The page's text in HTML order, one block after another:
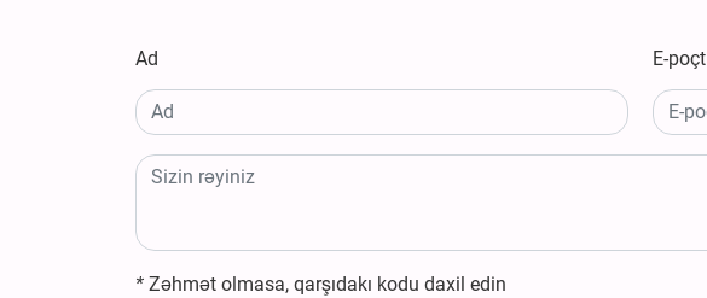
Ad E-poçt
* Zəhmət olmasa, qarşıdakı kodu daxil edin